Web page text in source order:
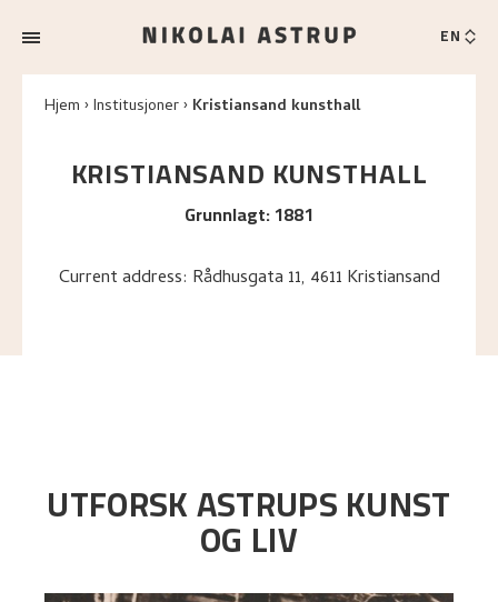
EN
Hjem Institusjoner Kristiansand kunsthall
KRISTIANSAND KUNSTHALL
Grunnlagt:1881
Current address: Rådhusgata 11, 4611 Kristiansand
UTFORSK ASTRUPS KUNST
OG LIV